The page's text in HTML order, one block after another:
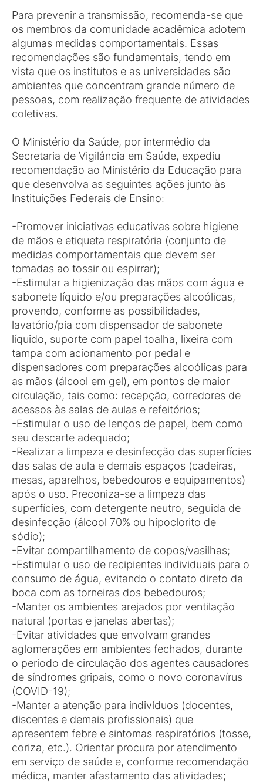
Para prevenir a transmissão, recomenda-se que
os membros da comunidade acadêmica adotem
algumas medidas comportamentais. Essas
recomendações são fundamentais, tendo em
vista que os institutos e as universidades são
ambientes que concentram grande número de
pessoas, com realização frequente de atividades
coletivas.
O Ministério da Saúde, por intermédio da
Secretaria de Vigilância em Saúde, expediu
recomendação ao Ministério da Educação para
que desenvolva as seguintes ações junto às
Instituições Federais de Ensino:
-Promover iniciativas educativas sobre higiene
de mãos e etiqueta respiratória (conjunto de
medidas comportamentais que devem ser
tomadas ao tossir ou espirrar);
-Estimular a higienização das mãos com água e
sabonete líquido e/ou preparações alcoólicas,
provendo, conforme as possibilidades,
lavatório/pia com dispensador de sabonete
líquido, suporte com papel toalha, lixeira com
tampa com acionamento por pedal e
dispensadores com preparações alcoólicas para
as mãos (álcool em gel), em pontos de maior
circulação, tais como: recepção, corredores de
acessos às salas de aulas e refeitórios;
-Estimular o uso de lenços de papel, bem como
seu descarte adequado;
-Realizar a limpeza e desinfecção das superfícies
das salas de aula e demais espaços (cadeiras,
mesas, aparelhos, bebedouros e equipamentos)
após o uso. Preconiza-se a limpeza das
superfícies, com detergente neutro, seguida de
desinfecção (álcool 70% ou hipoclorito de
sódio);
-Evitar compartilhamento de copos/vasilhas;
-Estimular o uso de recipientes individuais para o
consumo de água, evitando o contato direto da
boca com as torneiras dos bebedouros;
-Manter os ambientes arejados por ventilação
natural (portas e janelas abertas);
-Evitar atividades que envolvam grandes
aglomerações em ambientes fechados, durante
o período de circulação dos agentes causadores
de síndromes gripais, como o novo coronavírus
(COVID-19);
-Manter a atenção para indivíduos (docentes,
discentes e demais profissionais) que
apresentem febre e sintomas respiratórios (tosse,
coriza, etc.). Orientar procura por atendimento
em serviço de saúde e, conforme recomendação
médica, manter afastamento das atividades;